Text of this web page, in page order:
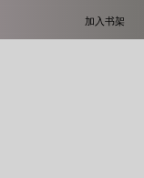
加入书架